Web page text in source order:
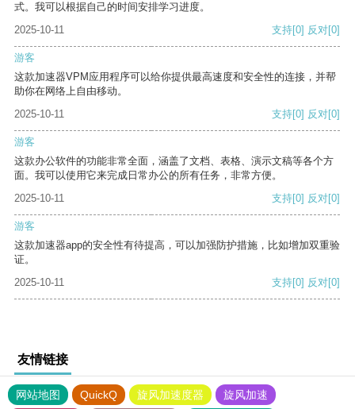
式。我可以根据自己的时间安排学习进度。
2025-10-11
支持[0] 反对[0]
游客
这款加速器VPM应用程序可以给你提供最高速度和安全性的连接，并帮
助你在网络上自由移动。
2025-10-11
支持[0] 反对[0]
游客
这款办公软件的功能非常全面，涵盖了文档、表格、演示文稿等各个方
面。我可以使用它来完成日常办公的所有任务，非常方便。
2025-10-11
支持[0] 反对[0]
游客
这款加速器app的安全性有待提高，可以加强防护措施，比如增加双重验
证。
2025-10-11
支持[0] 反对[0]
友情链接
网站地图 QuickQ 旋风加速度器 旋风加速